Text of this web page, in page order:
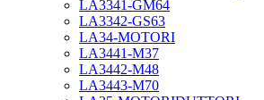
LA3341-GM64
LA3342-GS63
LA34-MOTORI
LA3441-M37
LA3442-M48
LA3443-M70